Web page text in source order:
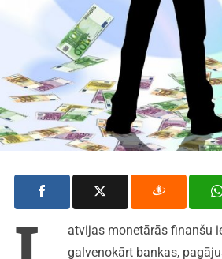
atvijas monetārās finanšu
galvenokārt bankas,